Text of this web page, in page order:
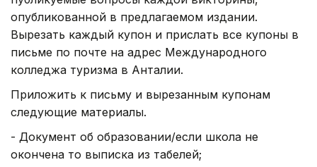
опубликованной в предлагаемом издании.
Вырезать каждый купон и прислать все купоны в
письме по почте на адрес Международного
колледжа туризма в Анталии.
Приложить к письму и вырезанным купонам
следующие материалы.
- Документ об образовании/если школа не
окончена то выписка из табелей;